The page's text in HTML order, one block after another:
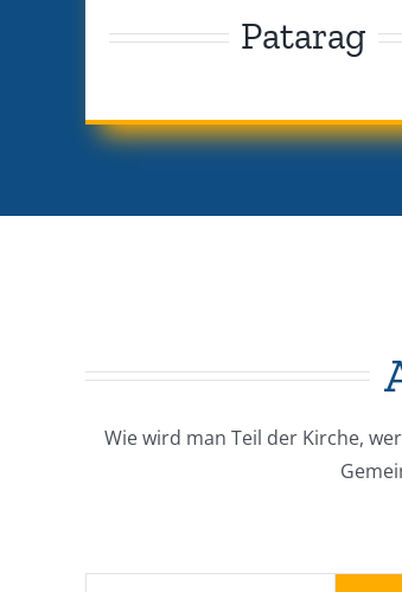
Patarag
Wie wird man Teil der Kirche,